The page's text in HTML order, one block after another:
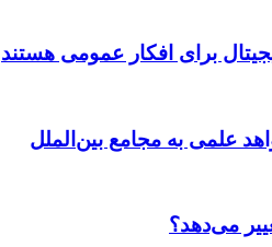
برای افکار عمومی هستند
علمی به مجامع بین‌الملل
می‌دهد؟